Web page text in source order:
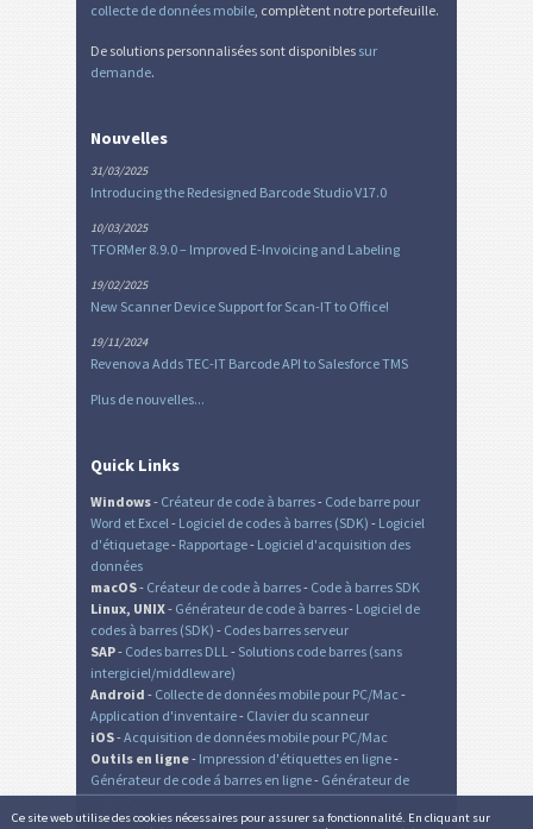
Ce site web utilise des cookies nécessaires pour assurer sa fonctionnalité. En cliquant sur
collecte de données mobile, complètent notre portefeuille.
De solutions personnalisées sont disponibles sur
demande.
Nouvelles
31/03/2025
Introducing the Redesigned Barcode Studio V17.0
10/03/2025
TFORMer 8.9.0 – Improved E-Invoicing and Labeling
19/02/2025
New Scanner Device Support for Scan-IT to Office!
19/11/2024
Revenova Adds TEC-IT Barcode API to Salesforce TMS
Plus de nouvelles...
Quick Links
Windows- Créateur de code à barres- Code barre pour
Word et Excel- Logiciel de codes à barres (SDK) - Logiciel
d'étiquetage- Rapportage- Logiciel d'acquisition des
données
macOS- Créateur de code à barres- Code à barres SDK
Linux, UNIX- Générateur de code à barres- Logiciel de
codes à barres (SDK) - Codes barres serveur
SAP- Codes barres DLL- Solutions code barres (sans
intergiciel/middleware)
Android - Collecte de données mobile pour PC/Mac -
Application d'inventaire- Clavier du scanneur
iOS-Acquisition de données mobile pour PC/Mac
Outils en ligne- Impression d'étiquettes en ligne-
Générateur de code á barres en ligne- Générateur de
codes QR